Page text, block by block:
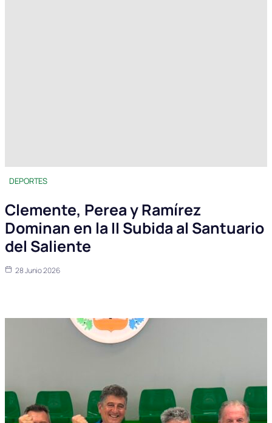
DEPORTES
Clemente, Perea y Ramírez
Dominan en la II Subida al Santuario
del Saliente
28 Junio 2026